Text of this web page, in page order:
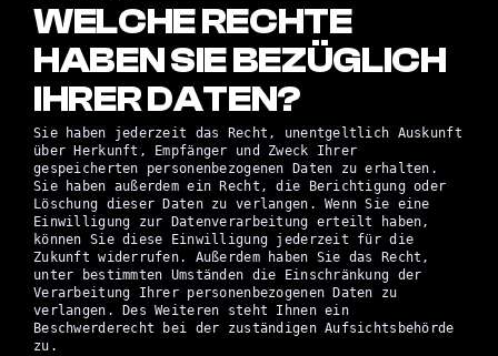
WELCHE RECHTE
HABEN SIE BEZÜGLICH
IHRER DATEN?
Sie haben jederzeit das Recht, unentgeltlich Auskunft
über Herkunft, Empfänger und Zweck Ihrer
gespeicherten personenbezogenen Daten zu erhalten.
Sie haben außerdem ein Recht, die Berichtigung oder
Löschung dieser Daten zu verlangen. Wenn Sie eine
Einwilligung zur Datenverarbeitung erteilt haben,
können Sie diese Einwilligung jederzeit für die
Zukunft widerrufen. Außerdem haben Sie das Recht,
unter bestimmten Umständen die Einschränkung der
Verarbeitung Ihrer personenbezogenen Daten zu
verlangen. Des Weiteren steht Ihnen ein
Beschwerderecht bei der zuständigen Aufsichtsbehörde
zu.